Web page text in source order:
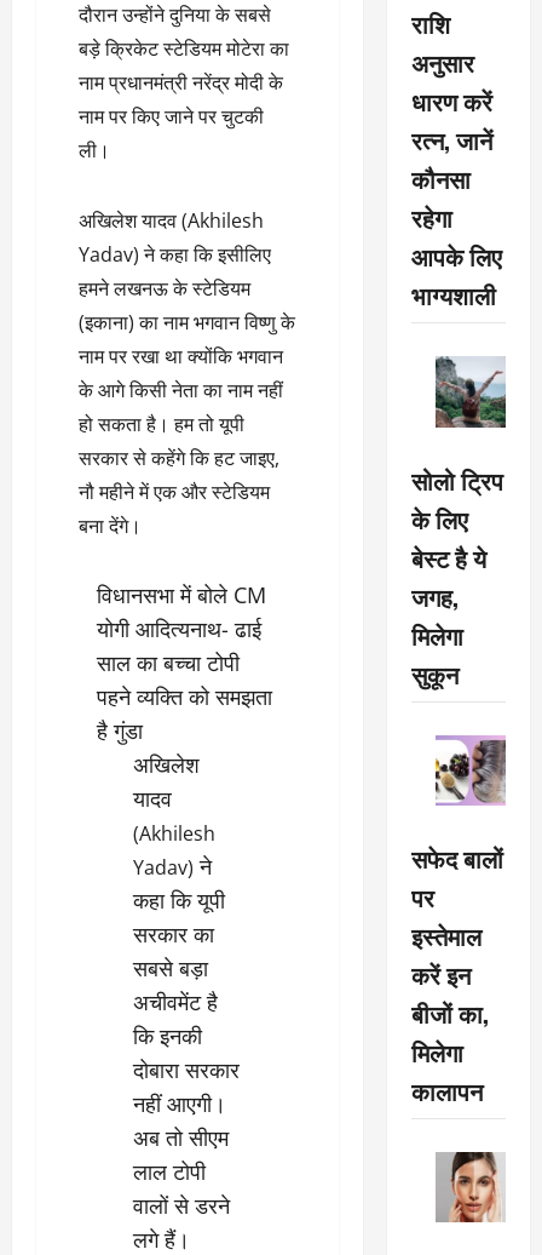
दौरान उन्होंने दुनिया के सबसे
बड़े क्रिकेट स्टेडियम मोटेरा का
नाम प्रधानमंत्री नरेंद्र मोदी के
नाम पर किए जाने पर चुटकी
ली।
अखिलेश यादव (Akhilesh
Yadav) ने कहा कि इसीलिए
हमने लखनऊ के स्टेडियम
(इकाना) का नाम भगवान विष्णु के
नाम पर रखा था क्योंकि भगवान
के आगे किसी नेता का नाम नहीं
हो सकता है। हम तो यूपी
सरकार से कहेंगे कि हट जाइए,
नौ महीने में एक और स्टेडियम
बना देंगे।
विधानसभा में बोले CM
योगी आदित्यनाथ- ढाई
साल का बच्चा टोपी
पहने व्यक्ति को समझता
है गुंडा
अखिलेश
यादव
(Akhilesh
Yadav) ने
कहा कि यूपी
सरकार का
सबसे बड़ा
अचीवमेंट है
कि इनकी
दोबारा सरकार
नहीं आएगी।
अब तो सीएम
लाल टोपी
वालों से डरने
लगे हैं।
राशि
अनुसार
धारण करें
रत्न, जानें
कौनसा
रहेगा
आपके लिए
भाग्यशाली
सोलो ट्रिप
के लिए
बेस्ट है ये
जगह,
मिलेगा
सुकून
सफेद बालों
पर
इस्तेमाल
करें इन
बीजों का,
मिलेगा
कालापन